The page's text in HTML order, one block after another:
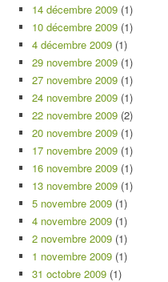
14 décembre 2009 (1)
10 décembre 2009 (1)
4 décembre 2009 (1)
29 novembre 2009 (1)
27 novembre 2009 (1)
24 novembre 2009 (1)
22 novembre 2009 (2)
20 novembre 2009 (1)
17 novembre 2009 (1)
16 novembre 2009 (1)
13 novembre 2009 (1)
5 novembre 2009 (1)
4 novembre 2009 (1)
2 novembre 2009 (1)
1 novembre 2009 (1)
31 octobre 2009 (1)